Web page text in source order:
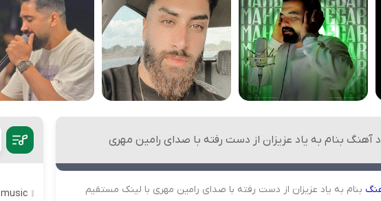
آهنگ بنام به یاد عزیزان از دست رفته با صدای رامین مهری
بنام به یاد عزیزان از دست رفته با صدای رامین مهری با لینک مستقیم
music